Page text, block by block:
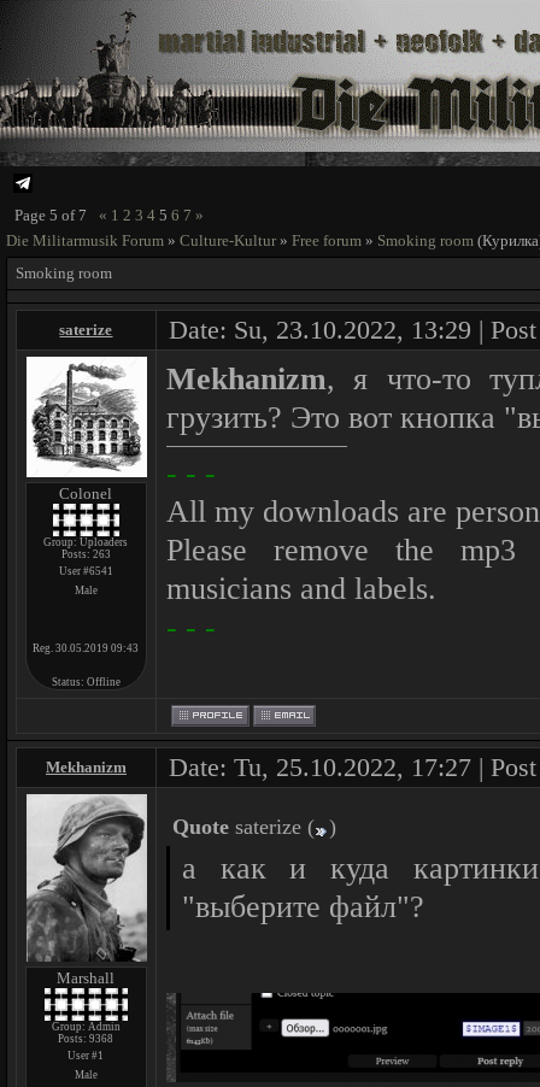
Page 5 of 7 « 1 2 3 4 5 6 7 »
Die Militarmusik Forum » Culture-Kultur » Free forum » Smoking room
Smoking room
saterize Date: Su, 23.10.2022, 13:29 |
Colonel
Group: Uploaders
Posts: 263
User #6541
Male
Reg. 30.05.2019 09:43
Status: Offline
Mekhanizm, я что-то
грузить? Это вот кнопка
- - -
All my downloads are
Please remove the
musicians and labels.
- - -
Mekhanizm Date: Tu, 25.10.2022, 17:27 |
Marshall
Group: Admin
Posts:9368
User #1
Male
Quote saterize ( )
а как и куда
"выберите файл"?